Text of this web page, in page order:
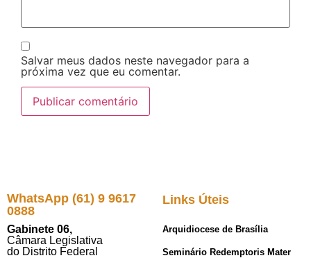
Salvar meus dados neste navegador para a
próxima vez que eu comentar.
WhatsApp (61) 9 9617
0888
Gabinete 06,
Câmara Legislativa
do Distrito Federal
Links Úteis
Arquidiocese de Brasília
Seminário Redemptoris Mater